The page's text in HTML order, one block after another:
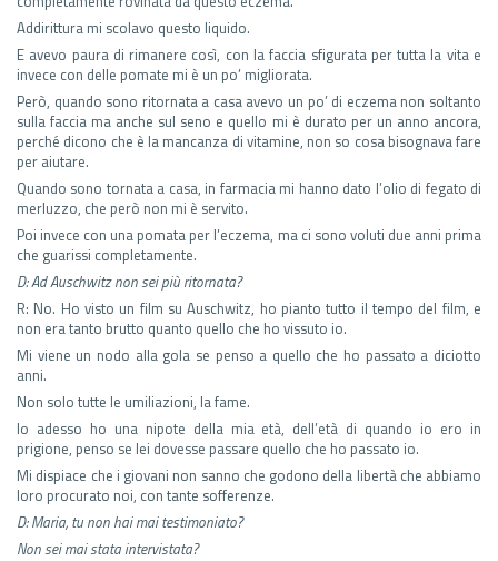
Addirittura mi scolavo questo liquido.
E avevo paura di rimanere così, con la faccia sfigurata per tutta la vita e
invece con delle pomate mi è un po’ migliorata.
Però, quando sono ritornata a casa avevo un po’ di eczema non soltanto
sulla faccia ma anche sul seno e quello mi è durato per un anno ancora,
perché dicono che è la mancanza di vitamine, non so cosa bisognava fare
per aiutare.
Quando sono tornata a casa, in farmacia mi hanno dato l’olio di fegato di
merluzzo, che però non mi è servito.
Poi invece con una pomata per l’eczema, ma ci sono voluti due anni prima
che guarissi completamente.
D: Ad Auschwitz non sei più ritornata?
R: No. Ho visto un film su Auschwitz, ho pianto tutto il tempo del film, e
non era tanto brutto quanto quello che ho vissuto io.
Mi viene un nodo alla gola se penso a quello che ho passato a diciotto
anni.
Non solo tutte le umiliazioni, la fame.
Io adesso ho una nipote della mia età, dell’età di quando io ero in
prigione, penso se lei dovesse passare quello che ho passato io.
Mi dispiace che i giovani non sanno che godono della libertà che abbiamo
loro procurato noi, con tante sofferenze.
D: Maria, tu non hai mai testimoniato?
Non sei mai stata intervistata?